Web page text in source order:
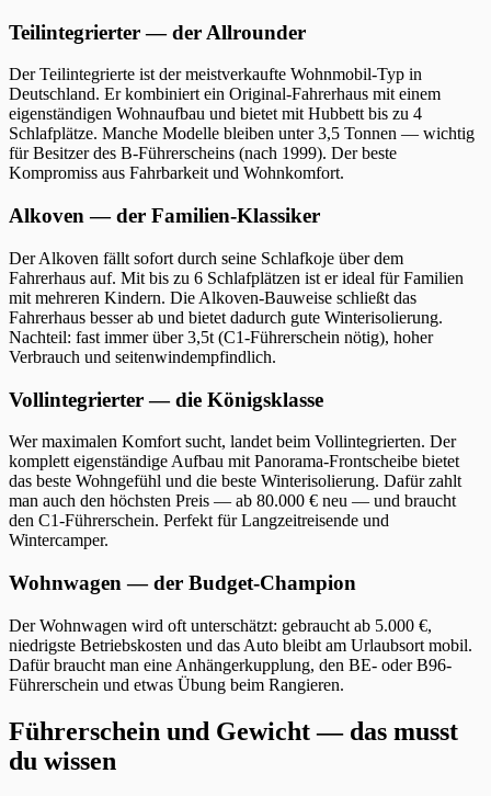
Teilintegrierter — der Allrounder
Der Teilintegrierte ist der meistverkaufte Wohnmobil-Typ in
Deutschland. Er kombiniert ein Original-Fahrerhaus mit einem
eigenständigen Wohnaufbau und bietet mit Hubbett bis zu 4
Schlafplätze. Manche Modelle bleiben unter 3,5 Tonnen — wichtig
für Besitzer des B-Führerscheins (nach 1999). Der beste
Kompromiss aus Fahrbarkeit und Wohnkomfort.
Alkoven — der Familien-Klassiker
Der Alkoven fällt sofort durch seine Schlafkoje über dem
Fahrerhaus auf. Mit bis zu 6 Schlafplätzen ist er ideal für Familien
mit mehreren Kindern. Die Alkoven-Bauweise schließt das
Fahrerhaus besser ab und bietet dadurch gute Winterisolierung.
Nachteil: fast immer über 3,5t (C1-Führerschein nötig), hoher
Verbrauch und seitenwindempfindlich.
Vollintegrierter — die Königsklasse
Wer maximalen Komfort sucht, landet beim Vollintegrierten. Der
komplett eigenständige Aufbau mit Panorama-Frontscheibe bietet
das beste Wohngefühl und die beste Winterisolierung. Dafür zahlt
man auch den höchsten Preis — ab 80.000 € neu — und braucht
den C1-Führerschein. Perfekt für Langzeitreisende und
Wintercamper.
Wohnwagen — der Budget-Champion
Der Wohnwagen wird oft unterschätzt: gebraucht ab 5.000 €,
niedrigste Betriebskosten und das Auto bleibt am Urlaubsort mobil.
Dafür braucht man eine Anhängerkupplung, den BE- oder B96-
Führerschein und etwas Übung beim Rangieren.
Führerschein und Gewicht — das musst
du wissen